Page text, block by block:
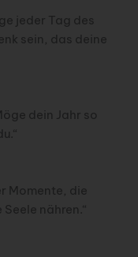
jeder Tag des
sein, das deine
dein Jahr so
Momente, die
nähren.“